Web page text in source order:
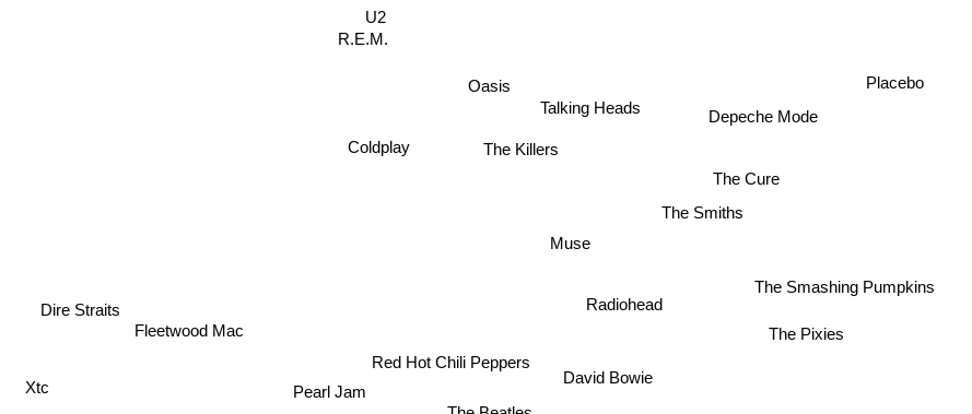
R.E.M.
U2
Oasis
Coldplay
Pearl Jam
The Smiths
The Killers
Radiohead
Talking Heads
Red Hot Chili Peppers
Dire Straits
The Cure
Depeche Mode
The Smashing Pumpkins
Muse
David Bowie
The Pixies
Fleetwood Mac
The Beatles
Xtc
Placebo